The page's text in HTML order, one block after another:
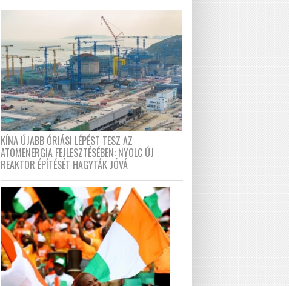
KÍNA ÚJABB ÓRIÁSI LÉPÉST TESZ AZ
ATOMENERGIA FEJLESZTÉSÉBEN: NYOLC ÚJ
REAKTOR ÉPÍTÉSÉT HAGYTÁK JÓVÁ